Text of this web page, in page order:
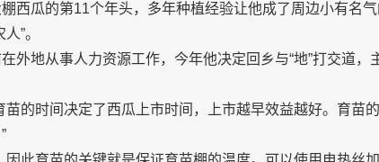
西瓜的第11个年头，多年种植经验让他成了周边小有名气
”。
外地从事人力资源工作，今年他决定回乡与“地”打交道，
苗的时间决定了西瓜上市时间，上市越早效益越好。育苗